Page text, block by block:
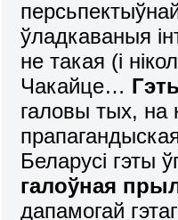
ўладкаваныя
не такая (і
Чакайце…
галовы тых, на
Беларусі гэты
галоўная
дапамогай